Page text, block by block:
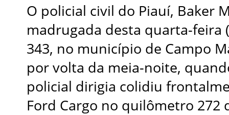
O policial civil do Piauí, Baker
madrugada desta quarta-feira
343, no município de Campo
por volta da meia-noite,
policial dirigia colidiu
Ford Cargo no quilômetro 272